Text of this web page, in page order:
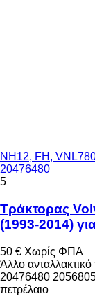
NH12, FH,
20476480
5
Τράκτορας
(1993-2014)
50 € Χωρίς ΦΠΑ
Άλλο
20476480
πετρέλαιο